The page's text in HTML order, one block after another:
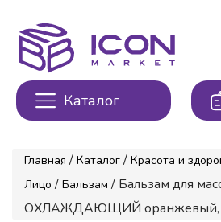
Каталог
Главная / Каталог / Красота и
Лицо / Бальзам / Бальзам для
ОХЛАЖДАЮЩИЙ оранжевый,